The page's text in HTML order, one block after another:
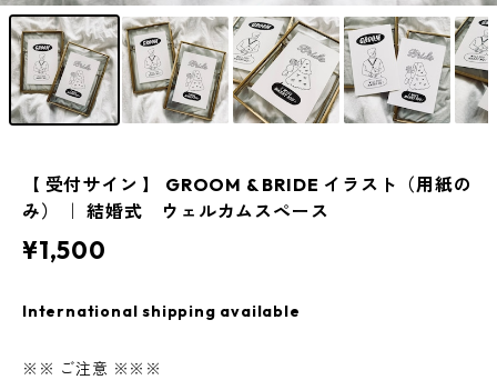
【 受付サイン 】 GROOM & BRIDE イラスト（用紙の
み） ｜ 結婚式 ウェルカムスペース
¥1,500
International shipping available
※※ ご注意 ※※※